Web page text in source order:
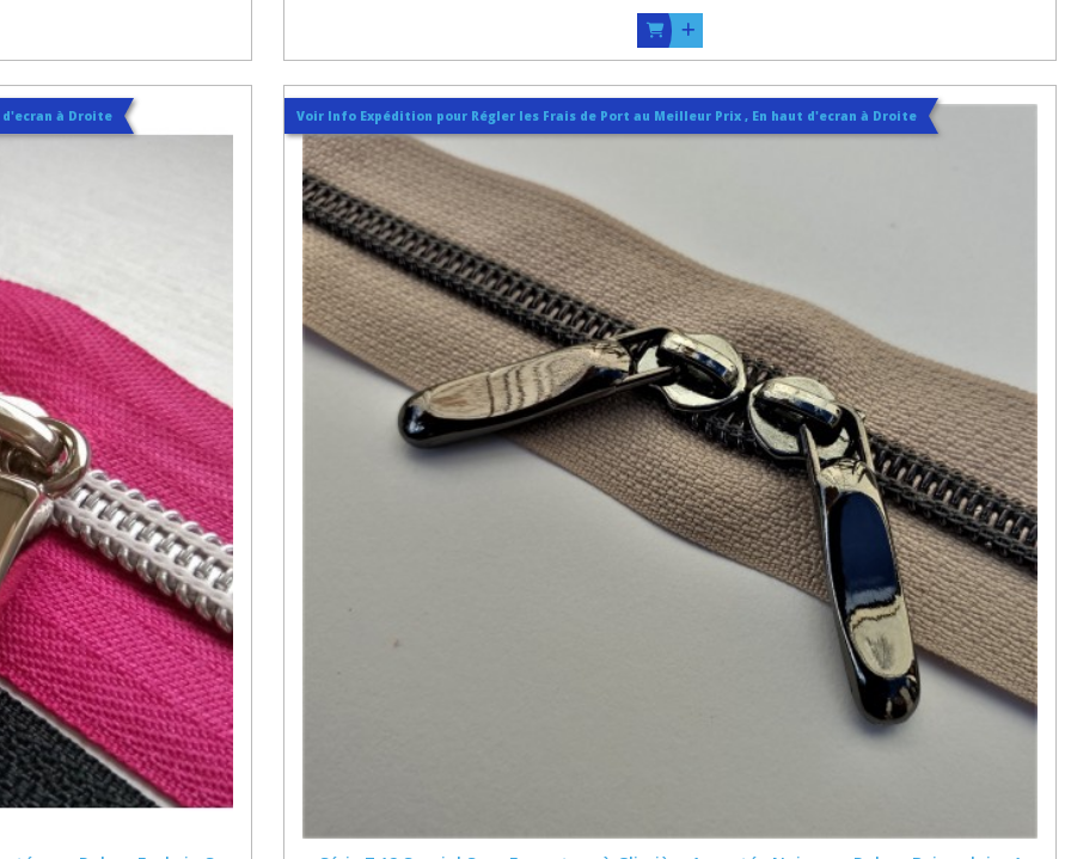
à Droite Voir Info Expédition pour Régler les Frais de Port au Meilleur Prix , En haut d'ecran à Droite